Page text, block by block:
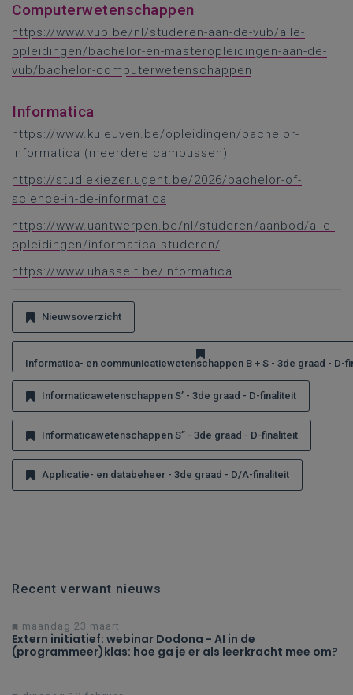
Computerwetenschappen
https://www.vub.be/nl/studeren-aan-de-vub/alle-
opleidingen/bachelor-en-masteropleidingen-aan-de-
vub/bachelor-computerwetenschappen
Informatica
https://www.kuleuven.be/opleidingen/bachelor-
informatica (meerdere campussen)
https://studiekiezer.ugent.be/2026/bachelor-of-
science-in-de-informatica
https://www.uantwerpen.be/nl/studeren/aanbod/alle-
opleidingen/informatica-studeren/
https://www.uhasselt.be/informatica
Nieuwsoverzicht
Informatica- en communicatiewetenschappen B + S - 3de graad - D-
Informaticawetenschappen S’ - 3de graad - D-finaliteit
Informaticawetenschappen S’’ - 3de graad - D-finaliteit
Applicatie- en databeheer - 3de graad - D/A-finaliteit
Recent verwant nieuws
maandag 23 maart
Extern initiatief: webinar Dodona - AI in de
(programmeer)klas: hoe ga je er als leerkracht mee om?